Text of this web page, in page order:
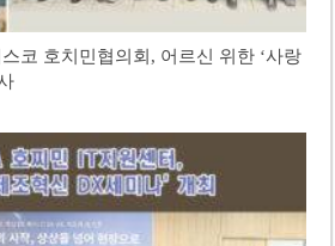
코 호치민협의회, 어르신 위한 ‘사랑